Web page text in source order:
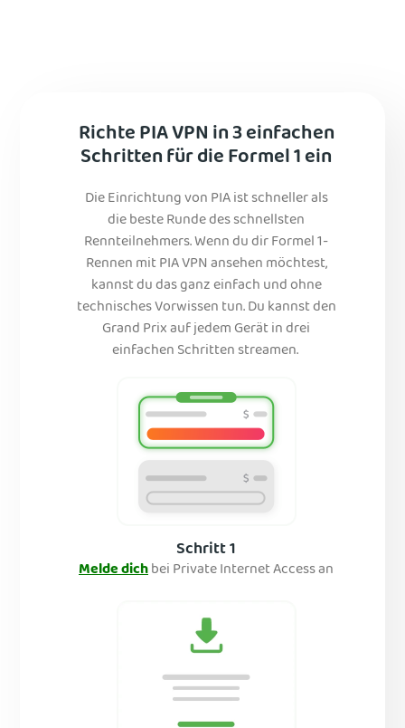
Richte PIA VPN in 3 einfachen
Schritten für die Formel 1 ein
Die Einrichtung von PIA ist schneller als
die beste Runde des schnellsten
Rennteilnehmers. Wenn du dir Formel 1-
Rennen mit PIA VPN ansehen möchtest,
kannst du das ganz einfach und ohne
technisches Vorwissen tun. Du kannst den
Grand Prix auf jedem Gerät in drei
einfachen Schritten streamen.
Schritt 1
Melde dichbei Private Internet Access an